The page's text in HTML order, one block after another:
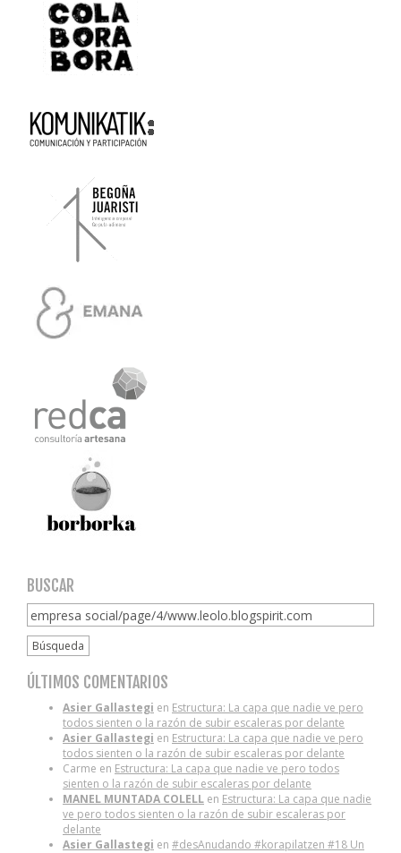
BUSCAR
Búsqueda
ÚLTIMOS COMENTARIOS
Asier Gallastegi en Estructura: La capa que nadie ve pero
todos sienten o la razón de subir escaleras por delante
Asier Gallastegi en Estructura: La capa que nadie ve pero
todos sienten o la razón de subir escaleras por delante
Carme en Estructura: La capa que nadie ve pero todos
sienten o la razón de subir escaleras por delante
MANEL MUNTADA COLELL en Estructura: La capa que nadie
ve pero todos sienten o la razón de subir escaleras por
delante
Asier Gallastegi en #desAnudando #korapilatzen #18 Un